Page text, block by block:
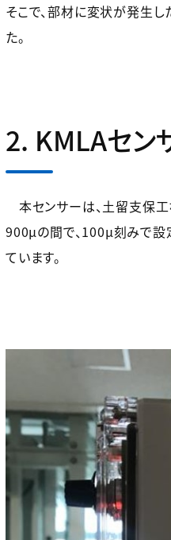
そこで、部材に変状が発生
た。
2. KMLAセン
本センサーは、土留支保工
900μの間で、100μ刻みで設
ています。